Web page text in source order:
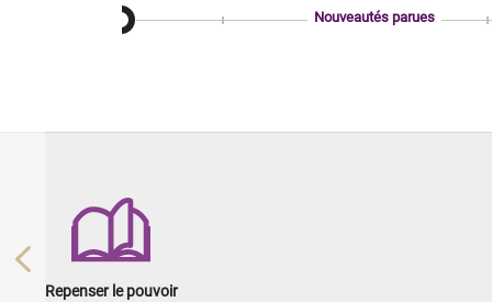
Nouveautés parues
Repenser le pouvoir
Previous